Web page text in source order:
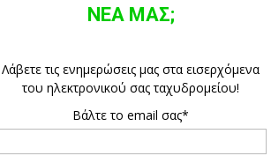
ΝΕΑ ΜΑΣ;
Λάβετε τις ενημερώσεις μας στα εισερχόμενα
του ηλεκτρονικού σας ταχυδρομείου!
Βάλτε το email σας*